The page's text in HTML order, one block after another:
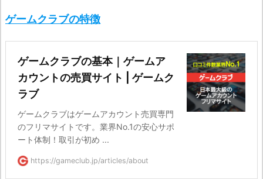
ゲームクラブの特徴
ゲームクラブの基本｜ゲームア
カウントの売買サイト | ゲームク
ラブ
ゲームクラブはゲームアカウント売買専門
のフリマサイトです。業界No.1の安心サポ
ート体制！取引が初め ...
https://gameclub.jp/articles/about